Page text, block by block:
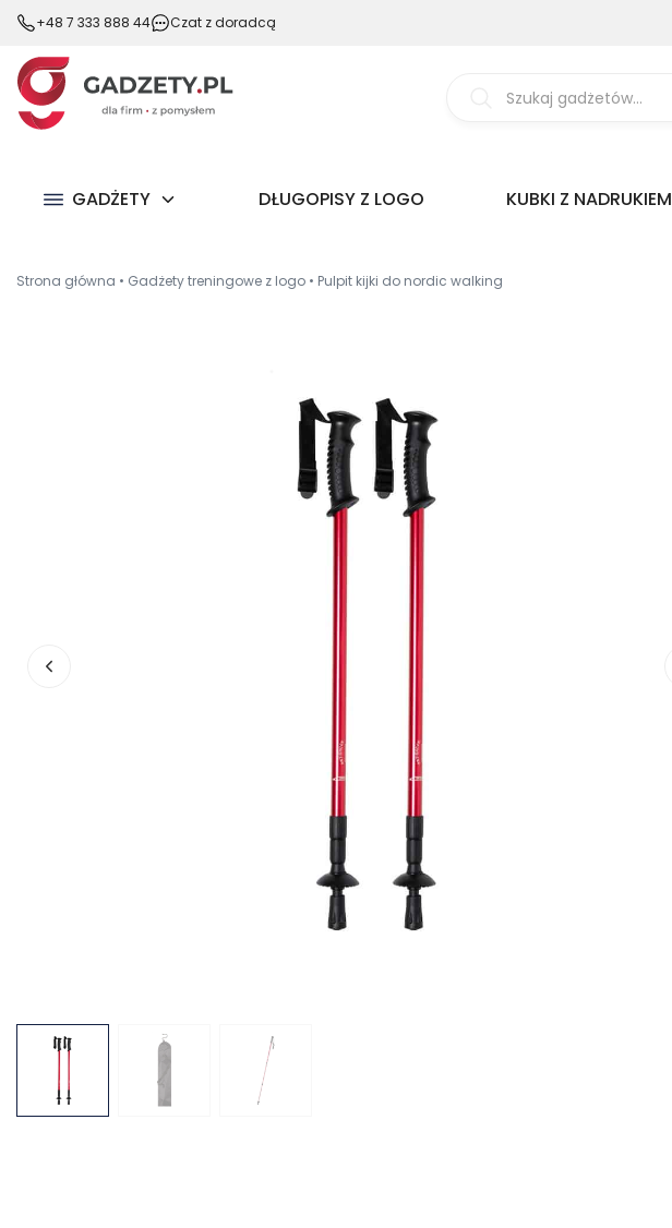
+48 7 333 888 44 Czat z doradcą
produktów
GADŻETY DŁUGOPISY Z LOGO KUBKI Z NADRUKIEM
Strona główna • Gadżety treningowe z logo • Pulpit kijki do nordic walking